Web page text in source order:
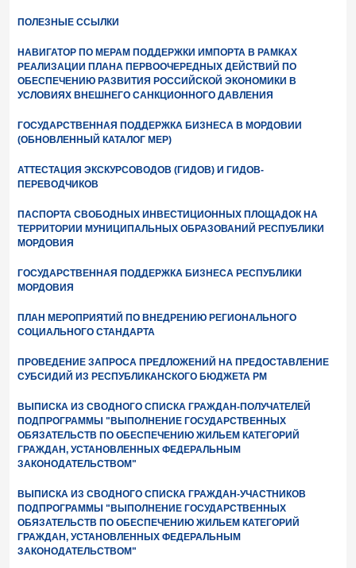
ПОЛЕЗНЫЕ ССЫЛКИ
НАВИГАТОР ПО МЕРАМ ПОДДЕРЖКИ ИМПОРТА В РАМКАХ
РЕАЛИЗАЦИИ ПЛАНА ПЕРВООЧЕРЕДНЫХ ДЕЙСТВИЙ ПО
ОБЕСПЕЧЕНИЮ РАЗВИТИЯ РОССИЙСКОЙ ЭКОНОМИКИ В
УСЛОВИЯХ ВНЕШНЕГО САНКЦИОННОГО ДАВЛЕНИЯ
ГОСУДАРСТВЕННАЯ ПОДДЕРЖКА БИЗНЕСА В МОРДОВИИ
(ОБНОВЛЕННЫЙ КАТАЛОГ МЕР)
АТТЕСТАЦИЯ ЭКСКУРСОВОДОВ (ГИДОВ) И ГИДОВ-
ПЕРЕВОДЧИКОВ
ПАСПОРТА СВОБОДНЫХ ИНВЕСТИЦИОННЫХ ПЛОЩАДОК НА
ТЕРРИТОРИИ МУНИЦИПАЛЬНЫХ ОБРАЗОВАНИЙ РЕСПУБЛИКИ
МОРДОВИЯ
ГОСУДАРСТВЕННАЯ ПОДДЕРЖКА БИЗНЕСА РЕСПУБЛИКИ
МОРДОВИЯ
ПЛАН МЕРОПРИЯТИЙ ПО ВНЕДРЕНИЮ РЕГИОНАЛЬНОГО
СОЦИАЛЬНОГО СТАНДАРТА
ПРОВЕДЕНИЕ ЗАПРОСА ПРЕДЛОЖЕНИЙ НА ПРЕДОСТАВЛЕНИЕ
СУБСИДИЙ ИЗ РЕСПУБЛИКАНСКОГО БЮДЖЕТА РМ
ВЫПИСКА ИЗ СВОДНОГО СПИСКА ГРАЖДАН-ПОЛУЧАТЕЛЕЙ
ПОДПРОГРАММЫ "ВЫПОЛНЕНИЕ ГОСУДАРСТВЕННЫХ
ОБЯЗАТЕЛЬСТВ ПО ОБЕСПЕЧЕНИЮ ЖИЛЬЕМ КАТЕГОРИЙ
ГРАЖДАН, УСТАНОВЛЕННЫХ ФЕДЕРАЛЬНЫМ
ЗАКОНОДАТЕЛЬСТВОМ"
ВЫПИСКА ИЗ СВОДНОГО СПИСКА ГРАЖДАН-УЧАСТНИКОВ
ПОДПРОГРАММЫ "ВЫПОЛНЕНИЕ ГОСУДАРСТВЕННЫХ
ОБЯЗАТЕЛЬСТВ ПО ОБЕСПЕЧЕНИЮ ЖИЛЬЕМ КАТЕГОРИЙ
ГРАЖДАН, УСТАНОВЛЕННЫХ ФЕДЕРАЛЬНЫМ
ЗАКОНОДАТЕЛЬСТВОМ"